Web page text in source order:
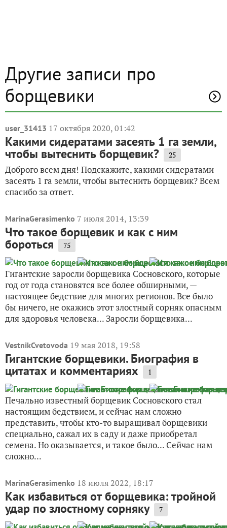
Другие записи про
борщевики
user_31413 17 октября 2020, 01:42
Какими сидератами засеять 1 га земли,
чтобы вытеснить борщевик? 25
Доброго всем дня! Подскажите, какими сидератами
засеять 1 га земли, чтобы вытеснить борщевик? Всем
спасибо за ответ.
MarinaGerasimenko 7 июля 2014, 13:39
Что такое борщевик и как с ним
бороться 75
Гигантские заросли борщевика Сосновского, которые
год от года становятся все более обширными, —
настоящее бедствие для многих регионов. Все было
бы ничего, не окажись этот злостный сорняк опасным
для здоровья человека... Заросли борщевика...
VestnikCvetovoda 19 мая 2018, 19:58
Гигантские борщевики. Биография в
цитатах и комментариях 1
Печально известный борщевик Сосновского стал
настоящим бедствием, и сейчас нам сложно
представить, чтобы кто-то выращивал борщевики
специально, сажал их в саду и даже приобретал
семена. Но оказывается, и такое было... Сейчас нам
сложно...
MarinaGerasimenko 18 июля 2022, 18:17
Как избавиться от борщевика: тройной
удар по злостному сорняку 7